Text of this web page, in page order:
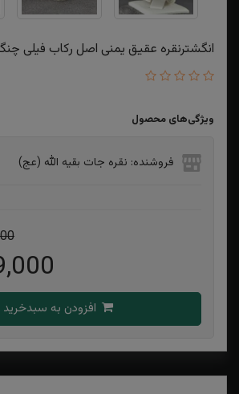
انگشترنقره عقیق یمنی اصل رکاب فیلی
ویژگی‌های محصول
فروشنده: نقره جات بقیه الله (عج)